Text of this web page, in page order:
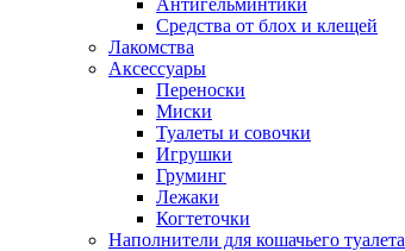
Антигельминтики
Средства от блох и клещей
Лакомства
Аксессуары
Переноски
Миски
Туалеты и совочки
Игрушки
Груминг
Лежаки
Когтеточки
Наполнители для кошачьего туалета